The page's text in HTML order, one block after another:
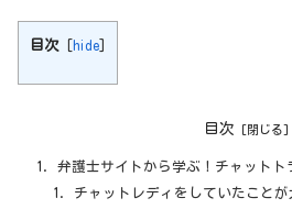
目次 [hide]
目次
弁護士サイトから学ぶ！チャットト
チャットレディをしていたこと